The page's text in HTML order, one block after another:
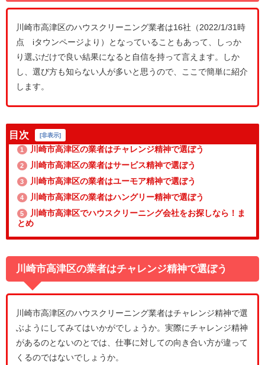
川崎市高津区のハウスクリーニング業者は16社（2022/1/31時
点 iタウンページより）となっていることもあって、しっか
り選ぶだけで良い結果になると自信を持って言えます。しか
し、選び方も知らない人が多いと思うので、ここで簡単に紹介
します。
目次 [非表示]
1 川崎市高津区の業者はチャレンジ精神で選ぼう
2 川崎市高津区の業者はサービス精神で選ぼう
3 川崎市高津区の業者はユーモア精神で選ぼう
4 川崎市高津区の業者はハングリー精神で選ぼう
5
川崎市高津区でハウスクリーニング会社をお探しなら！ま
とめ
川崎市高津区の業者はチャレンジ精神で選ぼう
川崎市高津区のハウスクリーニング業者はチャレンジ精神で選
ぶようにしてみてはいかがでしょうか。実際にチャレンジ精神
があるのとないのとでは、仕事に対しての向き合い方が違って
くるのではないでしょうか。